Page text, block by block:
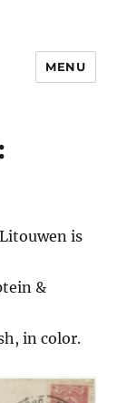
MENU
is
&
in color.